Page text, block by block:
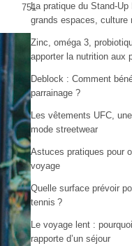
751La pratique du Stand-
grands espaces, culture
Zinc, oméga 3,
apporter la nutrition aux
Deblock : Comment
parrainage ?
Les vêtements UFC,
mode streetwear
Astuces pratiques pour
voyage
Quelle surface prévoir
tennis ?
Le voyage lent :
rapporte d’un séjour